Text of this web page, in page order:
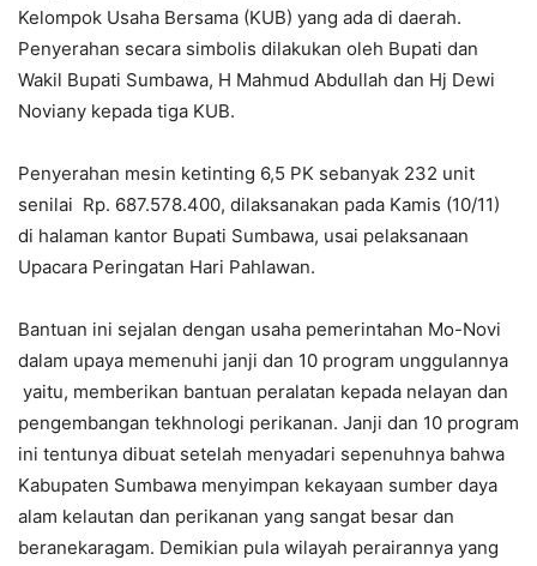
Kelompok Usaha Bersama (KUB) yang ada di daerah.
Penyerahan secara simbolis dilakukan oleh Bupati dan
Wakil Bupati Sumbawa, H Mahmud Abdullah dan Hj Dewi
Noviany kepada tiga KUB.
Penyerahan mesin ketinting 6,5 PK sebanyak 232 unit
senilai Rp. 687.578.400, dilaksanakan pada Kamis (10/11)
di halaman kantor Bupati Sumbawa, usai pelaksanaan
Upacara Peringatan Hari Pahlawan.
Bantuan ini sejalan dengan usaha pemerintahan Mo-Novi
dalam upaya memenuhi janji dan 10 program unggulannya
yaitu, memberikan bantuan peralatan kepada nelayan dan
pengembangan tekhnologi perikanan. Janji dan 10 program
ini tentunya dibuat setelah menyadari sepenuhnya bahwa
Kabupaten Sumbawa menyimpan kekayaan sumber daya
alam kelautan dan perikanan yang sangat besar dan
beranekaragam. Demikian pula wilayah perairannya yang